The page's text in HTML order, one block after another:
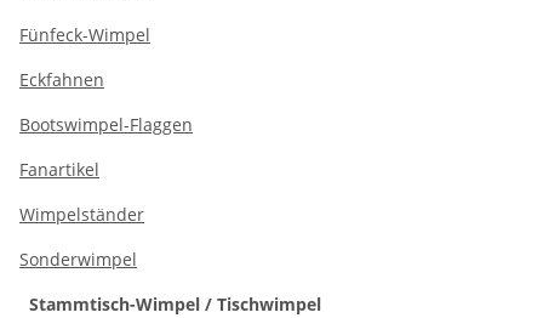
Fünfeck-Wimpel
Eckfahnen
Bootswimpel-Flaggen
Fanartikel
Wimpelständer
Sonderwimpel
Stammtisch-Wimpel / Tischwimpel